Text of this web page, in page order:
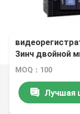
3инч двойной
MOQ：100
Лучшая